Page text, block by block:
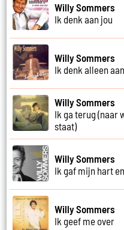
Willy Sommers
Ik denk aan jou
Willy Sommers
Ik denk alleen
Willy Sommers
Ik ga terug (naar
staat)
Willy Sommers
Ik gaf mijn hart
Willy Sommers
Ik geef me over